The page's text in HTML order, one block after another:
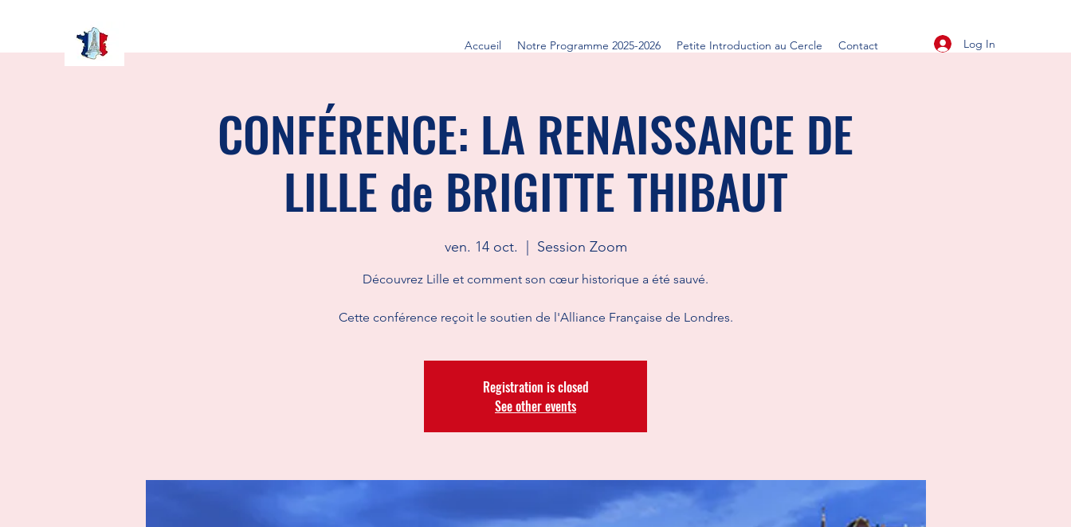
Accueil Notre Programme 2025-2026 Petite Introduction au Cercle Contact Log In
CONFÉRENCE: LA RENAISSANCE DE
LILLE de BRIGITTE THIBAUT
ven. 14 oct. Session Zoom
Découvrez Lille et comment son cœur historique a été sauvé.
Cette conférence reçoit le soutien de l'Alliance Française de Londres.
Registration is closed
See other events